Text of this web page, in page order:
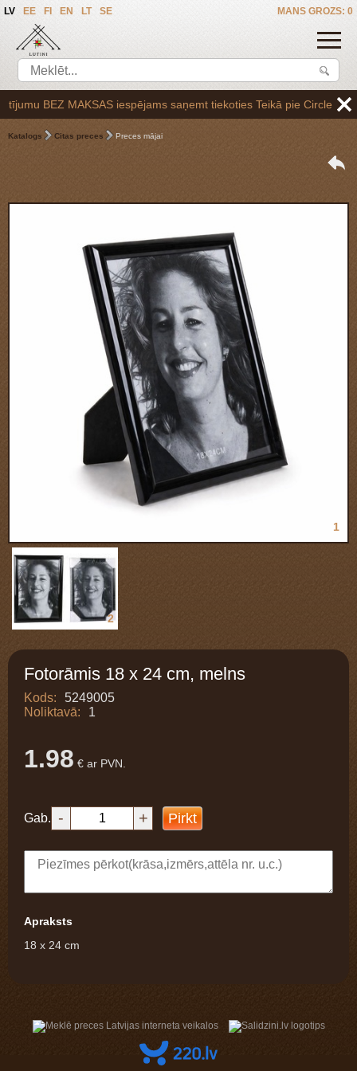
MANS GROZS: 0
LV EE FI EN LT SE
BEZ MAKSAS iespējams saņemt tiekoties Teikā pie Circle K
Katalogs Citas preces Preces mājai
1
2
Fotorāmis 18 x 24 cm, melns
Kods:
5249005
Noliktavā:
1
1.98 € ar PVN.
Gab. - + Pirkt
Apraksts
18 x 24 cm